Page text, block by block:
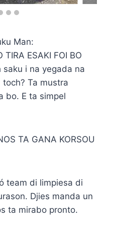
Man:
ESAKI FOI BO
saku i na yegada na
toch? Ta mustra
bo. E ta simpel
TA GANA KORSOU
team di limpiesa di
Djies manda un
ta mirabo pronto.